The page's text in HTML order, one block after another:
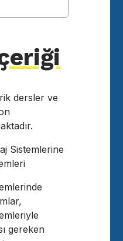
dersler ve
Sistemlerine
gereken